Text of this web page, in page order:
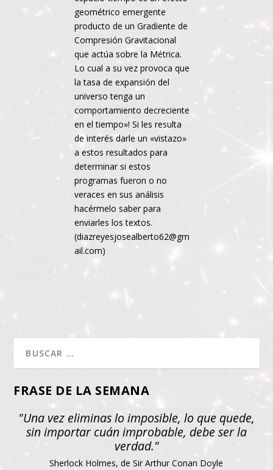
geométrico emergente
producto de un Gradiente de
Compresión Gravitacional
que actúa sobre la Métrica.
Lo cual a su vez provoca que
la tasa de expansión del
universo tenga un
comportamiento decreciente
en el tiempo»! Si les resulta
de interés darle un «vistazo»
a estos resultados para
determinar si estos
programas fueron o no
veraces en sus análisis
hacérmelo saber para
enviarles los textos.
(diazreyesjosealberto62@gm
ail.com)
FRASE DE LA SEMANA
"Una vez eliminas lo imposible, lo que quede,
sin importar cuán improbable, debe ser la
verdad."
Sherlock Holmes, de Sir Arthur Conan Doyle